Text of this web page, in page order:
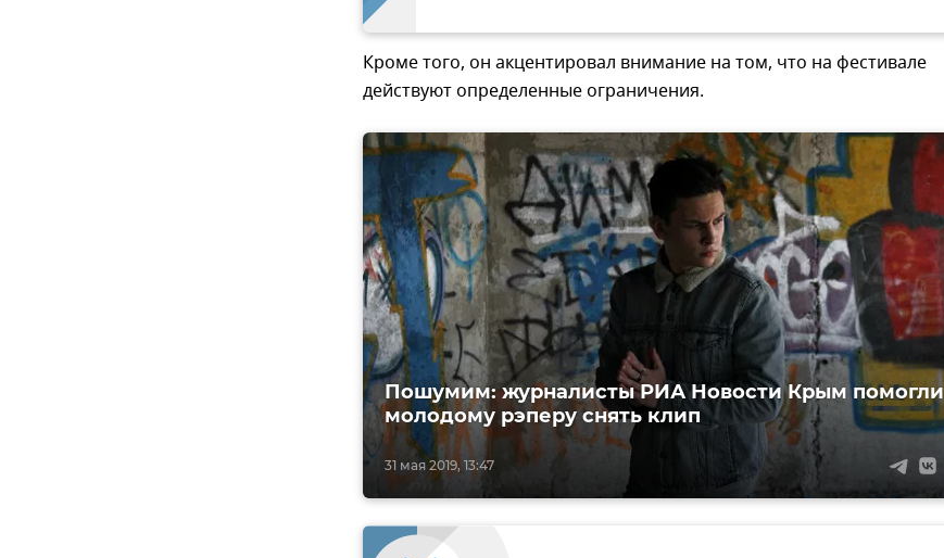
Кроме того, он акцентировал внимание на том, что на фестивале
действуют определенные ограничения.
31 мая 2019, 13:47
Пошумим: журналисты РИА Новости Крым помогли
молодому рэперу снять клип